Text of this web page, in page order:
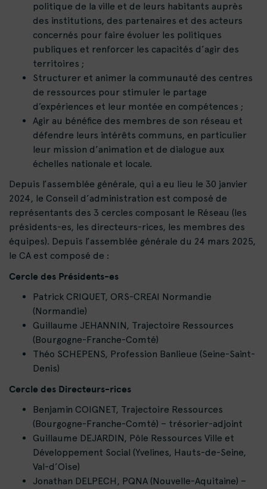
politique de la ville et de leurs habitants auprès
des institutions, des partenaires et des acteurs
concernés pour faire évoluer les politiques
publiques et renforcer les capacités d’agir des
territoires ;
Structurer et animer la communauté des centres
de ressources pour stimuler le partage
d’expériences et leur montée en compétences ;
Agir au bénéfice des membres de son réseau et
défendre leurs intérêts communs, en particulier
leur mission d’animation et de dialogue aux
échelles nationale et locale.
Depuis l’assemblée générale, qui a eu lieu le 30 janvier
2024, le Conseil d’administration est composé de
représentants des 3 cercles composant le Réseau (les
présidents-es, les directeurs-rices, les membres des
équipes). Depuis l’assemblée générale du 24 mars 2025,
le CA est composé de :
Cercle des Présidents-es
Patrick CRIQUET, ORS-CREAI Normandie
(Normandie)
Guillaume JEHANNIN, Trajectoire Ressources
(Bourgogne-Franche-Comté)
Théo SCHEPENS, Profession Banlieue (Seine-Saint-
Denis)
Cercle des Directeurs-rices
Benjamin COIGNET, Trajectoire Ressources
(Bourgogne-Franche-Comté) – trésorier-adjoint
Guillaume DEJARDIN, Pôle Ressources Ville et
Développement Social (Yvelines, Hauts-de-Seine,
Val-d’Oise)
Jonathan DELPECH, PQNA (Nouvelle-Aquitaine) –